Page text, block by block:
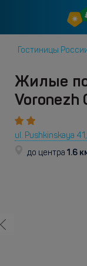
Гостиницы
Жилые
Voronezh
ul. Pushkinskaya
до центра 1.6